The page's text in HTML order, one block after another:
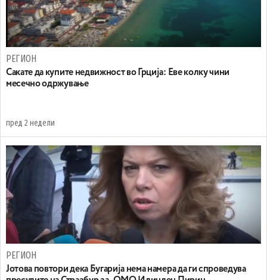
РЕГИОН
Сакате да купите недвижност во Грција: Еве колку чини
месечно одржување
пред 2 недели
РЕГИОН
Јотова повтори дека Бугарија нема намера да ги спроведува